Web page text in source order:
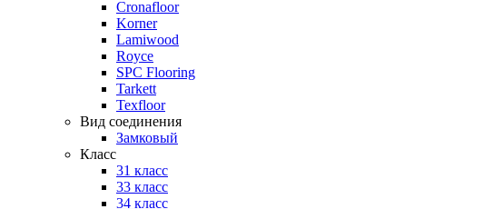
Cronafloor
Korner
Lamiwood
Royce
SPC Flooring
Tarkett
Texfloor
Вид соединения
Замковый
Класс
31 класс
33 класс
34 класс